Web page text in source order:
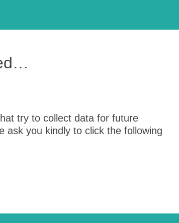
try to collect data for future
ask you kindly to click the following